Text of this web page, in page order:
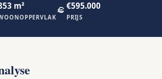
m² €595.000
PRIJS